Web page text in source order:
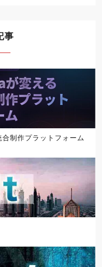
事
制作プラットフォーム